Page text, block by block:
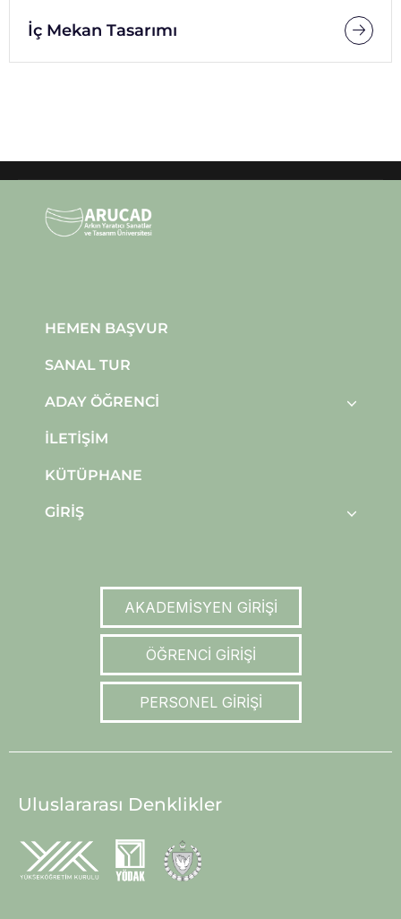
İç Mekan Tasarımı
HEMEN BAŞVUR
SANAL TUR
ADAY ÖĞRENCI
İLETIŞIM
KÜTÜPHANE
GIRIŞ
AKADEMİSYEN GİRİŞİ
ÖĞRENCİ GİRİŞİ
PERSONEL GİRİŞİ
Uluslararası Denklikler